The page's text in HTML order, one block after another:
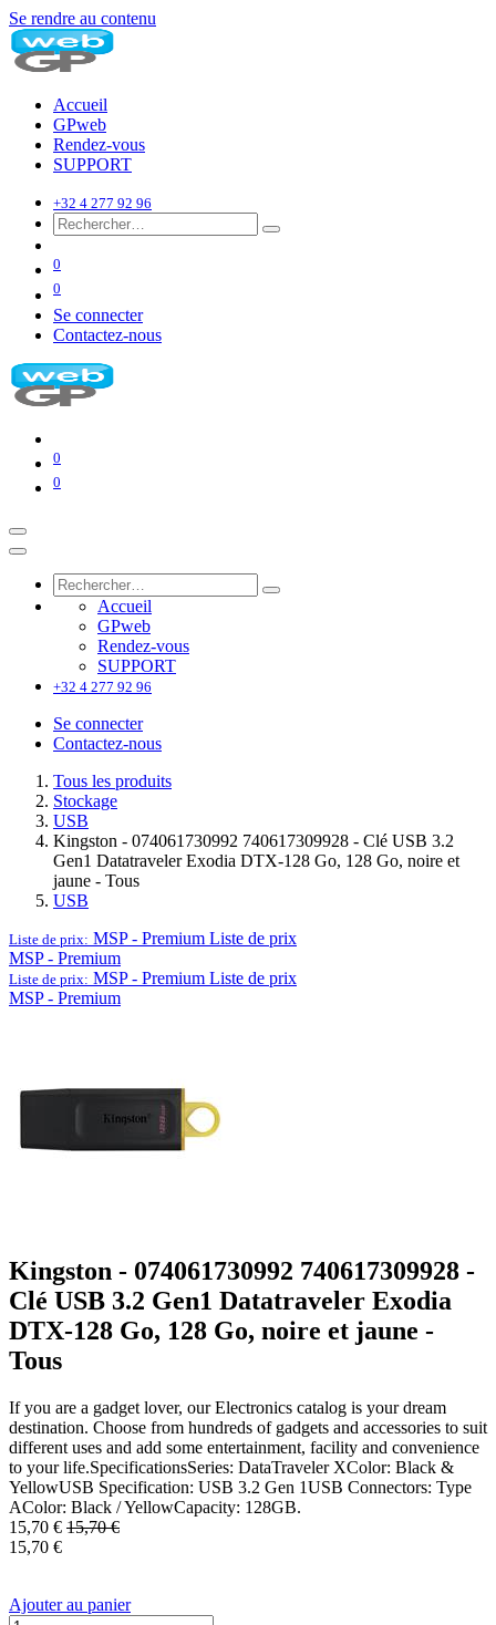
Se rendre au contenu
Accueil
GPweb
Rendez-vous
SUPPORT
+32 4 277 92 96
0
0
Se connecter
Contactez-nous
0
0
Accueil
GPweb
Rendez-vous
SUPPORT
+32 4 277 92 96
Se connecter
Contactez-nous
Tous les produits
Stockage
USB
Kingston - 074061730992 740617309928 - Clé USB 3.2
Gen1 Datatraveler Exodia DTX-128 Go, 128 Go, noire et
jaune - Tous
USB
Liste de prix: MSP - Premium Liste de prix
MSP - Premium
Liste de prix: MSP - Premium Liste de prix
MSP - Premium
Kingston - 074061730992 740617309928 -
Clé USB 3.2 Gen1 Datatraveler Exodia
DTX-128 Go, 128 Go, noire et jaune -
Tous
If you are a gadget lover, our Electronics catalog is your dream
destination. Choose from hundreds of gadgets and accessories to suit
different uses and add some entertainment, facility and convenience
to your life.SpecificationsSeries: DataTraveler XColor: Black &
YellowUSB Specification: USB 3.2 Gen 1USB Connectors: Type
AColor: Black / YellowCapacity: 128GB.
15,70 € 15,70€
15,70 €
Ajouter au panier